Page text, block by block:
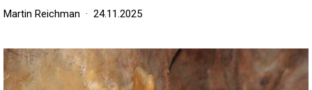
Martin Reichman 24.11.2025
Image